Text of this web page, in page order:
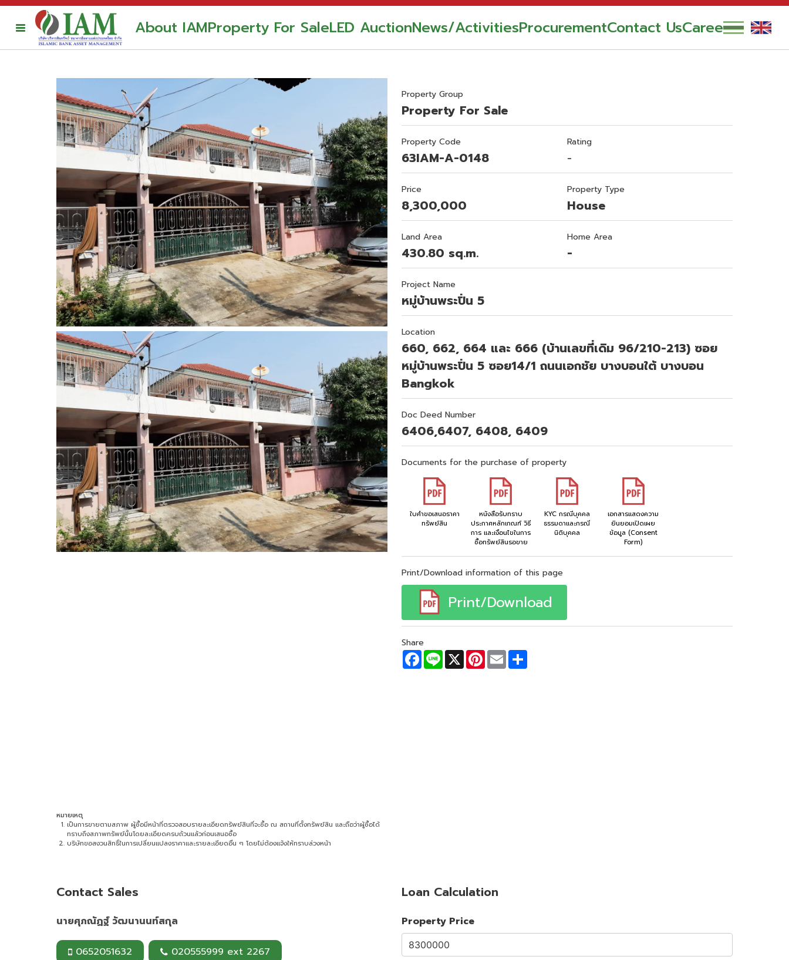
About IAMProperty For SaleLED AuctionNews/ActivitiesProcurementContact UsCareer
หมายเหตุ
เป็นการขายตามสภาพ ผู้ซื้อมีหน้าที่ตรวจสอบรายละเอียดทรัพย์สินที่จะซื้อ ณ สถานที่ตั้งทรัพย์สิน และถือว่าผู้ซื้อได้
ทราบถึงสภาพทรัพย์นั้นโดยละเอียดครบถ้วนแล้วก่อนเสนอซื้อ
บริษัทขอสงวนสิทธิ์ในการเปลี่ยนแปลงราคาและรายละเอียดอื่น ๆ โดยไม่ต้องแจ้งให้ทราบล่วงหน้า
Property Group
Property For Sale
Property Code
63IAM-A-0148
Rating
-
Price
8,300,000
Property Type
House
Land Area
430.80 sq.m.
Home Area
-
Project Name
หมู่บ้านพระปิ่น 5
Location
660, 662, 664 และ 666 (บ้านเลขที่เดิม 96/210-213) ซอย
หมู่บ้านพระปิ่น 5 ซอย14/1 ถนนเอกชัย บางบอนใต้ บางบอน
Bangkok
Doc Deed Number
6406,6407, 6408, 6409
Documents for the purchase of property
ใบคำขอเสนอราคา
ทรัพย์สิน
หนังสือรับทราบ
ประกาศหลักเกณฑ์ วิธี
การ และเงื่อนไขในการ
ซื้อทรัพย์สินรอขาย
KYC กรณีบุคคล
ธรรมดาและกรณี
นิติบุคคล
เอกสารแสดงความ
ยินยอมเปิดเผย
ข้อมูล (Consent
Form)
Print/Download information of this page
Print/Download
Share
F
a
c
L
n
X P
n
E
m
a
Contact Sales
นายศุภณัฏฐ์ วัฒนานนท์สกุล
0652051632
020555999 ext 2267
Loan Calculation
Property Price